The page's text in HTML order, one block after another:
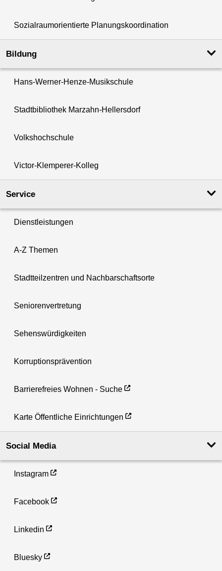
Sozialraumorientierte Planungskoordination
Bildung
Hans-Werner-Henze-Musikschule
Stadtbibliothek Marzahn-Hellersdorf
Volkshochschule
Victor-Klemperer-Kolleg
Service
Dienstleistungen
A-Z Themen
Stadtteilzentren und Nachbarschaftsorte
Seniorenvertretung
Sehenswürdigkeiten
Korruptionsprävention
Barrierefreies Wohnen - Suche
Karte Öffentliche Einrichtungen
Social Media
Instagram
Facebook
Linkedin
Bluesky